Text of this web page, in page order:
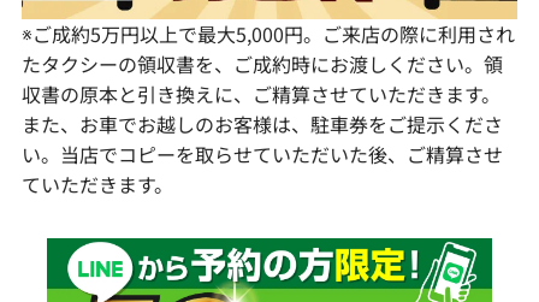
※ご成約5万円以上で最大5,000円。ご来店の際に利用され
たタクシーの領収書を、ご成約時にお渡しください。領
収書の原本と引き換えに、ご精算させていただきます。
また、お車でお越しのお客様は、駐車券をご提示くださ
い。当店でコピーを取らせていただいた後、ご精算させ
ていただきます。